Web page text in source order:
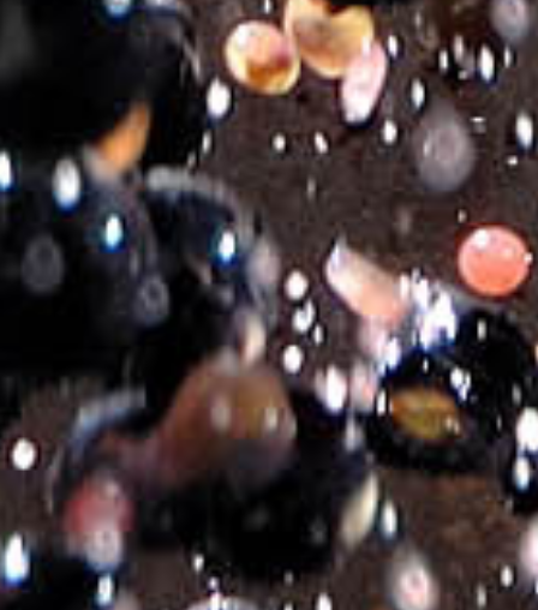
plum, fig, as well as hints of vanilla, chocolate, and spices. On the
palate, it is generous and rich, yet balanced, with a pleasant
structure and a long aftertaste.
Accompanies a wide variety of dishes, red meats,
stewed dishes, beef cheeks, and semihard cheeses.
Serving:
At 16-18°C in a red wine glass. (Syrah)
Aging:5-7 years.
In den Warenkorb
Zusätzliche Informationen